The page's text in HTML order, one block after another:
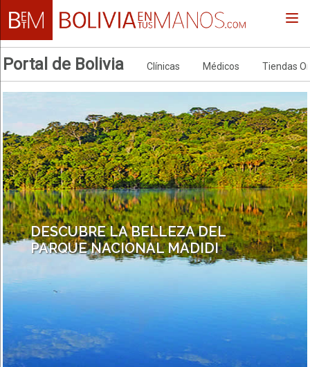
Portal de Bolivia Clínicas Médicos Tiendas
DESCUBRE LA BELLEZA DEL
PARQUE NACIONAL MADIDI